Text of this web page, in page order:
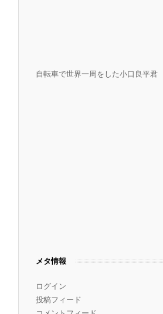
自転車で世界一周をした小口良平君
メタ情報
ログイン
投稿フィード